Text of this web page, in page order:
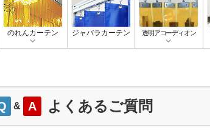
のれんカーテン ジャバラカーテン 透明アコーディオン
& A よくあるご質問